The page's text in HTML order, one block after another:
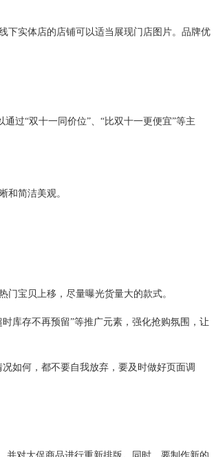
实体店的店铺可以适当展现门店图片。品牌优
过“双十一同价位”、“比双十一更便宜”等主
简洁美观。
宝贝上移，尽量曝光货量大的款式。
库存不再预留”等推广元素，强化抢购氛围，让
如何，都不要自我放弃，要及时做好页面调